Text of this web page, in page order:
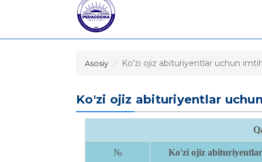
Asosiy Ko'zi ojiz abituriyentlar uchun
Ko'zi ojiz abituriyentlar
№ Ko'zi ojiz